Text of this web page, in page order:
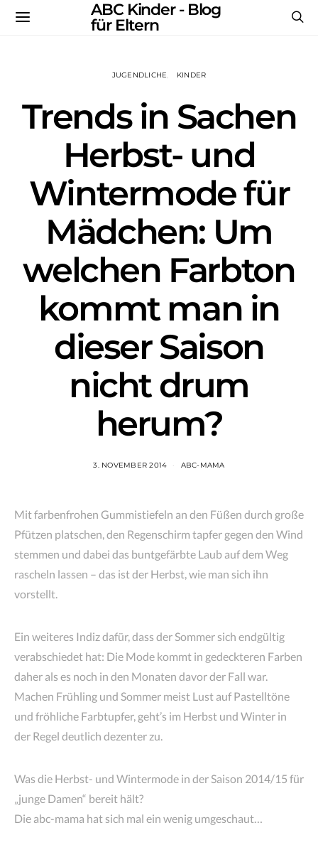
ABC Kinder - Blog
für Eltern
JUGENDLICHE KINDER
Trends in Sachen
Herbst- und
Wintermode für
Mädchen: Um
welchen Farbton
kommt man in
dieser Saison
nicht drum
herum?
3. NOVEMBER 2014 ABC-MAMA
Mit farbenfrohen Gummistiefeln an den Füßen durch große
Pfützen platschen, den Regenschirm tapfer gegen den Wind
stemmen und dabei das buntgefärbte Laub auf dem Weg
rascheln lassen – das ist der Herbst, wie man sich ihn
vorstellt.
Ein weiteres Indiz dafür, dass der Sommer sich endgültig
verabschiedet hat: Die Mode kommt in gedeckteren Farben
daher als es noch in den Monaten davor der Fall war.
Machen Frühling und Sommer meist Lust auf Pastelltöne
und fröhliche Farbtupfer, geht’s im Herbst und Winter in
der Regel deutlich dezenter zu.
Was die Herbst- und Wintermode in der Saison 2014/15 für
„junge Damen“ bereit hält?
Die abc-mama hat sich mal ein wenig umgeschaut…